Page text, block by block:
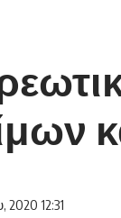
2020 12:31